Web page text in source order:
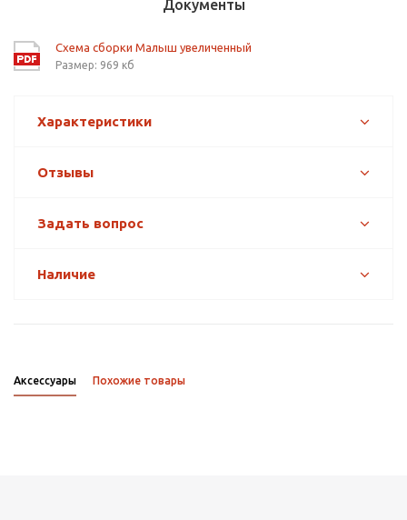
Документы
Схема сборки Малыш увеличенный
Размер: 969 кб
Характеристики
Отзывы
Задать вопрос
Наличие
Аксессуары Похожие товары